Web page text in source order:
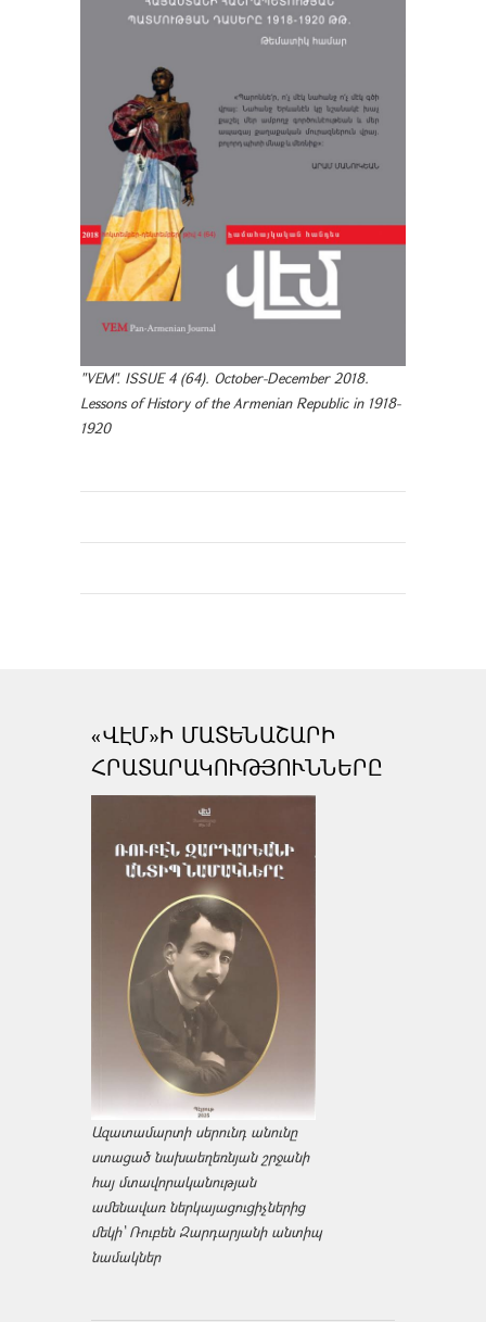
"VEM". ISSUE 4 (64). October-December 2018.
Lessons of History of the Armenian Republic in 1918-
1920
«ՎԷՄ»Ի ՄԱՏԵՆԱՇԱՐԻ
ՀՐԱՏԱՐԱԿՈՒԹՅՈՒՆՆԵՐԸ
Ազատամարտի սերունդ անունը
ստացած նախաեղեռնյան շրջանի
հայ մտավորականության
ամենավառ ներկայացուցիչներից
մեկի՝ Ռուբեն Զարդարյանի անտիպ
նամակներ